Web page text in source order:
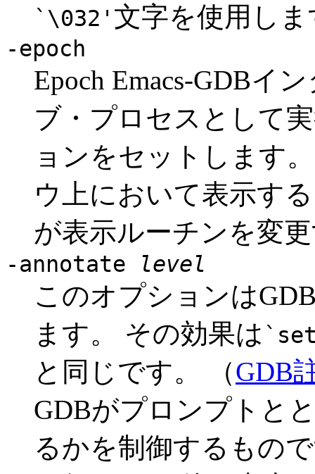
`\032' 文字を使用しま
-epoch
Epoch Emacs-GDBイ
ブ・プロセスとして
ョンをセットします
ウ上において表示す
が表示ルーチンを変
-annotate level
このオプションは
ます。 その効果は
と同じです。 （GDB
GDBがプロンプトと
るかを制御するもの